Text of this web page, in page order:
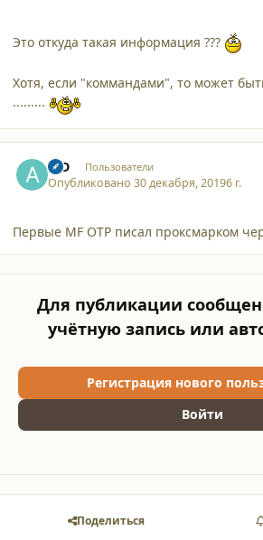
Это откуда такая информация ???
Хотя, если "коммандами", то может
.........
AiD Пользователи
Опубликовано30 декабря, 20196 г.
Первые MF OTP писал проксмарком
Для публикации
учётную запись или
Регистрация нового
Войти
Поделиться